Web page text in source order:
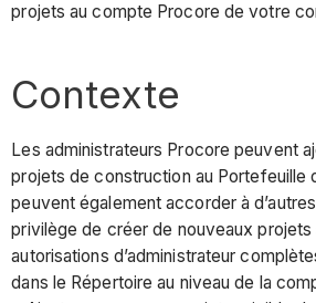
projets au compte Procore de votre
Contexte
Les administrateurs Procore peuvent
projets de construction au Portefeuille
peuvent également accorder à
privilège de créer de nouveaux projets
autorisations d’administrateur
dans le Répertoire au niveau de la